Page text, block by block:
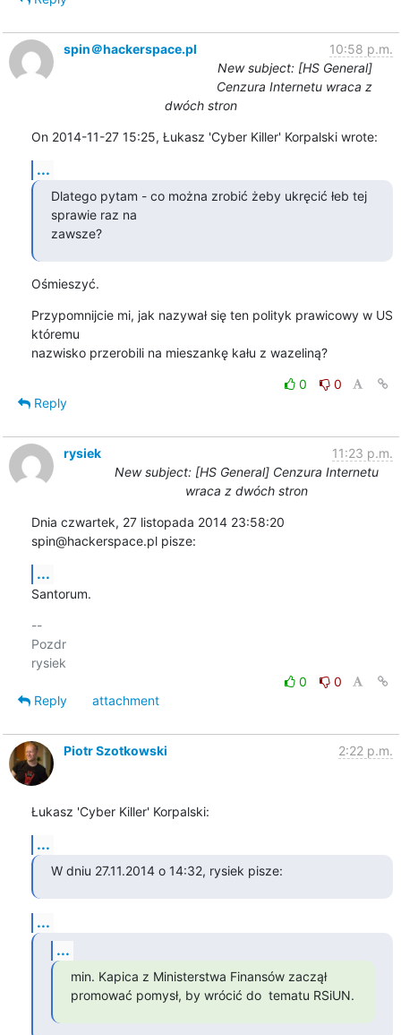
spin＠hackerspace.pl
10:58 p.m.
New subject: [HS General]
Cenzura Internetu wraca z
dwóch stron
On 2014-11-27 15:25, Łukasz 'Cyber Killer' Korpalski wrote:
...
Dlatego pytam - co można zrobić żeby ukręcić łeb tej
sprawie raz na
zawsze?
Ośmieszyć.
Przypomnijcie mi, jak nazywał się ten polityk prawicowy w US
któremu
nazwisko przerobili na mieszankę kału z wazeliną?
0
0
Reply
rysiek
11:23 p.m.
New subject: [HS General] Cenzura Internetu
wraca z dwóch stron
Dnia czwartek, 27 listopada 2014 23:58:20
spin@hackerspace.pl pisze:
...
Santorum.
--
Pozdr
0
0
Reply
attachment
Piotr Szotkowski 2:22 p.m.
Łukasz 'Cyber Killer' Korpalski:
...
W dniu 27.11.2014 o 14:32, rysiek pisze:
...
...
min. Kapica z Ministerstwa Finansów zaczął
promować pomysł, by wrócić do  tematu RSiUN.